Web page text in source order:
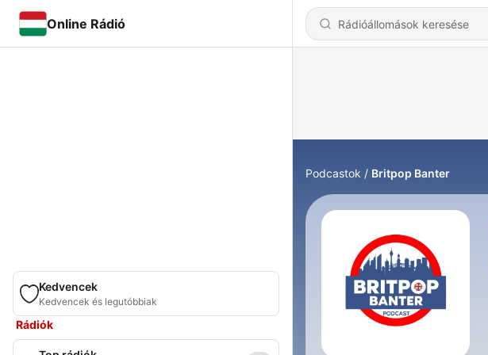
Online Rádió
Kedvencek
Kedvencek és legutóbbiak
Rádiók
Podcastok Britpop Banter